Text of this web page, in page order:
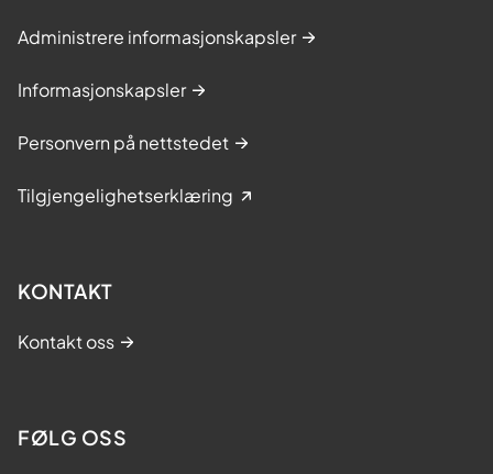
Administrere informasjonskapsler
Informasjonskapsler
Personvern på nettstedet
Tilgjengelighetserklæring
KONTAKT
Kontakt oss
FØLG OSS